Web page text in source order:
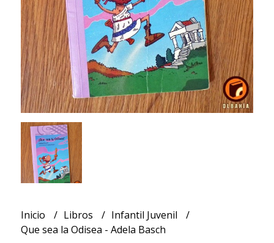
Inicio Libros
Infantil Juvenil
Que sea la Odisea - Adela Basch